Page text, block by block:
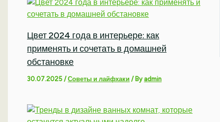
Цвет 2024 года в интерьере: как
применять и сочетать в домашней
обстановке
30.07.2025/Советы и лайфхаки / Byadmin